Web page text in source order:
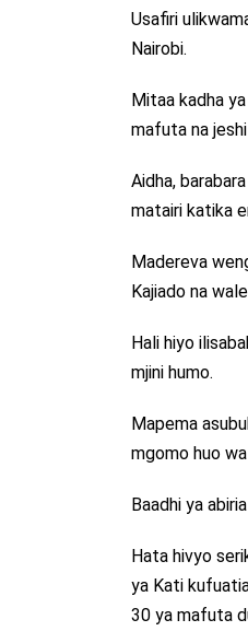
Usafiri
Nairobi.
Mitaa kadha
mafuta na
Aidha,
matairi katika
Madereva
Kajiado na
Hali hiyo
mjini humo.
Mapema
mgomo huo
Baadhi ya
Hata hivyo
ya Kati
30 ya mafuta